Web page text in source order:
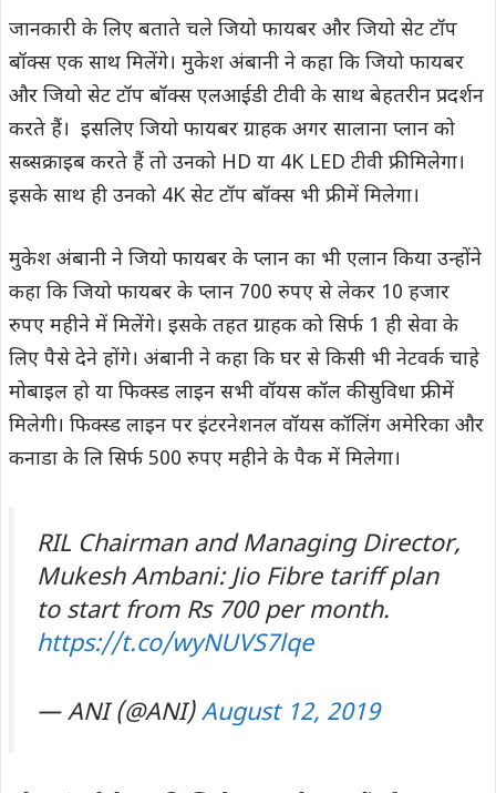
जानकारी के लिए बताते चले जियो फायबर और जियो सेट टॉप
बॉक्स एक साथ मिलेंगे। मुकेश अंबानी ने कहा कि जियो फायबर
और जियो सेट टॉप बॉक्स एलआईडी टीवी के साथ बेहतरीन प्रदर्शन
करते हैं। इसलिए जियो फायबर ग्राहक अगर सालाना प्लान को
सब्सक्राइब करते हैं तो उनको HD या 4K LED टीवी फ्री मिलेगा।
इसके साथ ही उनको 4K सेट टॉप बॉक्स भी फ्री में मिलेगा।
मुकेश अंबानी ने जियो फायबर के प्लान का भी एलान किया उन्होंने
कहा कि जियो फायबर के प्लान 700 रुपए से लेकर 10 हजार
रुपए महीने में मिलेंगे। इसके तहत ग्राहक को सिर्फ 1 ही सेवा के
लिए पैसे देने होंगे। अंबानी ने कहा कि घर से किसी भी नेटवर्क चाहे
मोबाइल हो या फिक्स्ड लाइन सभी वॉयस कॉल की सुविधा फ्री में
मिलेगी। फिक्स्ड लाइन पर इंटरनेशनल वॉयस कॉलिंग अमेरिका और
कनाडा के लि सिर्फ 500 रुपए महीने के पैक में मिलेगा।
RIL Chairman and Managing Director,
Mukesh Ambani: Jio Fibre tariff plan
to start from Rs 700 per month.
https://t.co/wyNUVS7lqe
— ANI (@ANI)August 12, 2019